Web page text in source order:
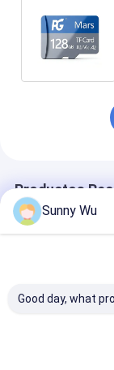
Productos
Sunny Wu
Good day, what